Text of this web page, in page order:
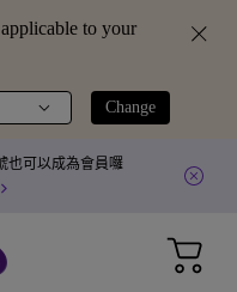
to your
Change
也可以成為會員囉